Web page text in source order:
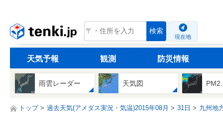
tenki.jp 検索
現在地
天気予報 観測 防災情報
雨雲レーダー 天気図
トップ 過去天気(アメダス実況・気温)2015年08月 31日 九州地